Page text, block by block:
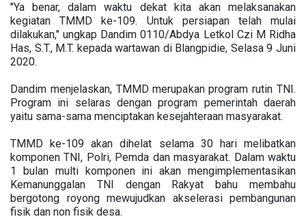
"Ya benar, dalam waktu dekat kita akan melaksanakan
kegiatan TMMD ke-109. Untuk persiapan telah mulai
dilakukan," ungkap Dandim 0110/Abdya Letkol Czi M Ridha
Has, S.T., M.T. kepada wartawan di Blangpidie, Selasa 9 Juni
2020.
Dandim menjelaskan, TMMD merupakan program rutin TNI.
Program ini selaras dengan program pemerintah daerah
yaitu sama-sama menciptakan kesejahteraan masyarakat.
TMMD ke-109 akan dihelat selama 30 hari melibatkan
komponen TNI, Polri, Pemda dan masyarakat. Dalam waktu
1 bulan multi komponen ini akan mengimplementasikan
Kemanunggalan TNI dengan Rakyat bahu membahu
bergotong royong mewujudkan akselerasi pembangunan
fisik dan non fisik desa.